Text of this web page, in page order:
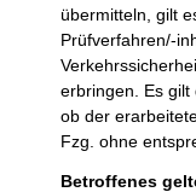
übermitteln, gilt
Prüfverfahren/-
erbringen. Es gilt
ob der
Fzg. ohne
Betroffenes